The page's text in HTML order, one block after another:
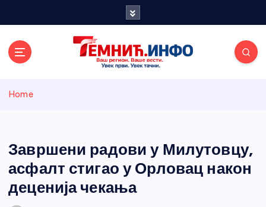
и портал
Home
Завршени радови у Милутовцу,
асфалт стигао у Орловац након
деценија чекања